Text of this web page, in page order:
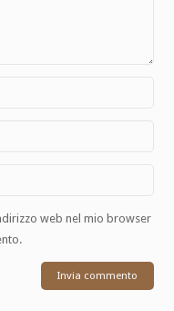
web nel mio browser